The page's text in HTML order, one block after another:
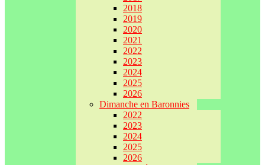
2018
2019
2020
2021
2022
2023
2024
2025
2026
Dimanche en Baronnies
2022
2023
2024
2025
2026